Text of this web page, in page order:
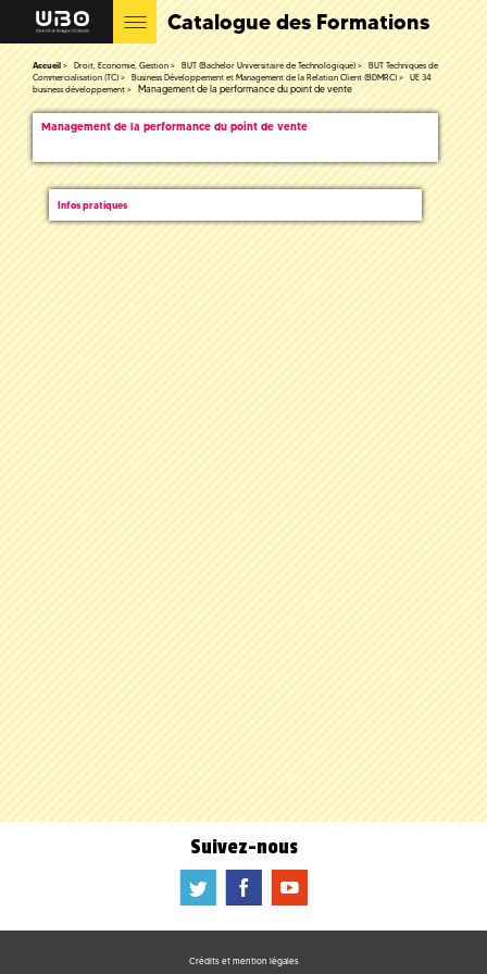
Catalogue des Formations
Accueil Droit, Economie, Gestion BUT (Bachelor Universitaire de Technologique)
BUT Techniques de
Commercialisation (TC)
Business Développement et Management de la Relation Client (BDMRC)
UE 34
business développement
Management de la performance du point de vente
Management de la performance du point de vente
Infos pratiques
Suivez-nous
a b f
Crédits et mention légales